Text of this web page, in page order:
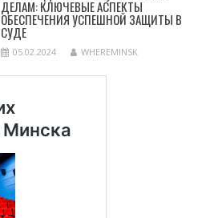
ДЕЛАМ: КЛЮЧЕВЫЕ АСПЕКТЫ
ОБЕСПЕЧЕНИЯ УСПЕШНОЙ ЗАЩИТЫ В
СУДЕ
05.02.2024 WHEREMINSK